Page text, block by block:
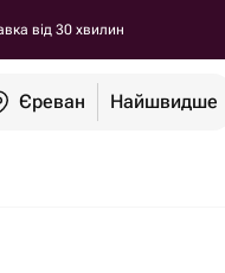
від 30 хвилин
Єреван Найшвидше